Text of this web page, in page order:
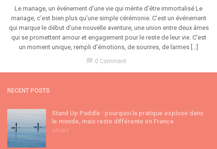
Le mariage, un événement d’une vie qui mérite d’être immortalisé Le
mariage, c’est bien plus qu’une simple cérémonie. C’est un événement
qui marque le début d’une nouvelle aventure, une union entre deux âmes
qui se promettent amour et engagement pour le reste de leur vie. C’est
un moment unique, rempli d’émotions, de sourires, de larmes […]
0 Comment
RECENT POSTS
Stand Up Paddle : pourquoi la pratique explose dans
le monde, mais reste différente en France
SPORT